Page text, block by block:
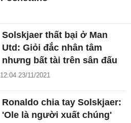
Solskjaer thất bại ở Man
Utd: Giỏi đắc nhân tâm
nhưng bất tài trên sân đấu
12:04 23/11/2021
Ronaldo chia tay Solskjaer:
'Ole là người xuất chúng'